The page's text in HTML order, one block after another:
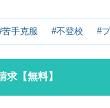
苦手克服 #不登校 #
求【無料】